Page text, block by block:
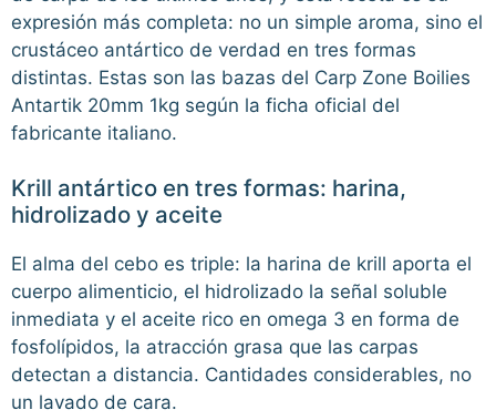
expresión más completa: no un simple aroma, sino el
crustáceo antártico de verdad en tres formas
distintas. Estas son las bazas del Carp Zone Boilies
Antartik 20mm 1kg según la ficha oficial del
fabricante italiano.
Krill antártico en tres formas: harina,
hidrolizado y aceite
El alma del cebo es triple: la harina de krill aporta el
cuerpo alimenticio, el hidrolizado la señal soluble
inmediata y el aceite rico en omega 3 en forma de
fosfolípidos, la atracción grasa que las carpas
detectan a distancia. Cantidades considerables, no
un lavado de cara.